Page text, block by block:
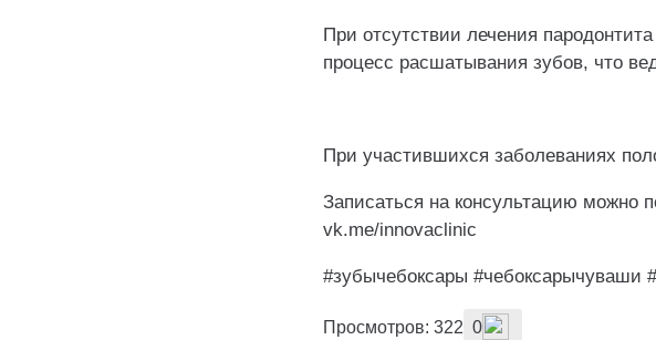
При отсутствии лечения
процесс расшатывания зубов, что
При участившихся заболеваниях
Записаться на консультацию можно
vk.me/innovaclinic
#зубычебоксары #чебоксарычуваши
Просмотров: 322 0